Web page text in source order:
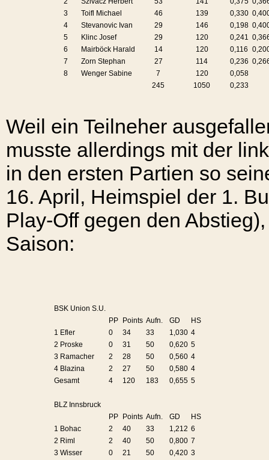
3
Toifl Michael 46 139 0,330
4
Stevanovic Ivan 29 146 0,198
5
Klinc Josef 29 120 0,241
6
Mairböck Harald 14 120 0,116
7
Zorn Stephan 27 114 0,236
8
Wenger Sabine 7 120
0,058
245
1050 0,233
Weil ein Teilneher
musste allerdings mit der
in den ersten Partien so
16. April, Heimspiel der 1.
Play-Off gegen den
Saison:
BSK Union S.U.
PP
Points Aufn. GD
HS
1 Efler
0 34 33 1,030 4
2 Proske
0 31 50 0,620 5
3 Ramacher
2 28 50 0,560 4
4 Blazina
2 27 50 0,580 4
Gesamt
4 120 183 0,655 5
BLZ Innsbruck
PP
Points Aufn. GD
HS
1 Bohac
2 40 33 1,212 6
2 Riml
2 40 50 0,800 7
3 Wisser
0 21 50 0,420 3